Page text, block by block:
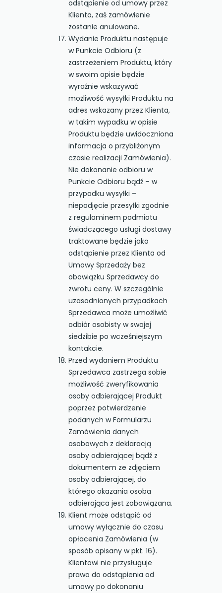
odstąpienie od umowy przez
Klienta, zaś zamówienie
zostanie anulowane.
Wydanie Produktu następuje
w Punkcie Odbioru (z
zastrzeżeniem Produktu, który
w swoim opisie będzie
wyraźnie wskazywać
możliwość wysyłki Produktu na
adres wskazany przez Klienta,
w takim wypadku w opisie
Produktu będzie uwidoczniona
informacja o przybliżonym
czasie realizacji Zamówienia).
Nie dokonanie odbioru w
Punkcie Odbioru bądź – w
przypadku wysyłki –
niepodjęcie przesyłki zgodnie
z regulaminem podmiotu
świadczącego usługi dostawy
traktowane będzie jako
odstąpienie przez Klienta od
Umowy Sprzedaży bez
obowiązku Sprzedawcy do
zwrotu ceny. W szczególnie
uzasadnionych przypadkach
Sprzedawca może umożliwić
odbiór osobisty w swojej
siedzibie po wcześniejszym
kontakcie.
Przed wydaniem Produktu
Sprzedawca zastrzega sobie
możliwość zweryfikowania
osoby odbierającej Produkt
poprzez potwierdzenie
podanych w Formularzu
Zamówienia danych
osobowych z deklaracją
osoby odbierającej bądź z
dokumentem ze zdjęciem
osoby odbierającej, do
którego okazania osoba
odbierająca jest zobowiązana.
Klient może odstąpić od
umowy wyłącznie do czasu
opłacenia Zamówienia (w
sposób opisany w pkt. 16).
Klientowi nie przysługuje
prawo do odstąpienia od
umowy po dokonaniu